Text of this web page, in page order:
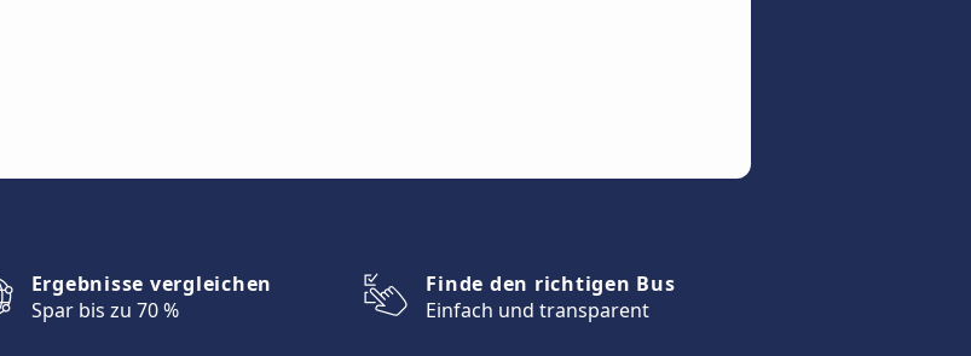
Ergebnisse vergleichen
Spar bis zu 70 %
Finde den richtigen Bus
Einfach und transparent